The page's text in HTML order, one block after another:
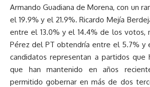
Armando Guadiana de Morena, con un
el 19.9% y el 21.9%. Ricardo Mejía
entre el 13.0% y el 14.4% de los votos,
Pérez del PT obtendría entre el 5.7% y
candidatos representan a partidos que
que han mantenido en años
permitido gobernar en más de dos